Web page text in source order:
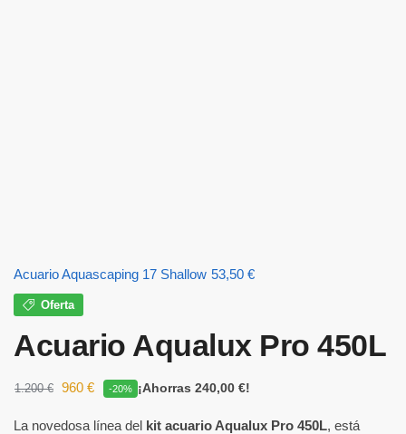
Acuario Aquascaping 17 Shallow 53,50 €
Oferta
Acuario Aqualux Pro 450L
1.200€ 960 € -20% ¡Ahorras 240,00 €!
La novedosa línea del kit acuario Aqualux Pro 450L, está